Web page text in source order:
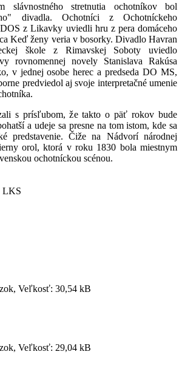
slávnostného stretnutia ochotníkov bol
divadla. Ochotníci z Ochotníckeho
z Likavky uviedli hru z pera domáceho
Keď ženy veria v bosorky. Divadlo Havran
škole z Rimavskej Soboty uviedlo
rovnomennej novely Stanislava Rakúsa
v jednej osobe herec a predseda DO MS,
predviedol aj svoje interpretačné umenie
s prísľubom, že takto o päť rokov bude
a udeje sa presne na tom istom, kde sa
predstavenie. Čiže na Nádvorí národnej
orol, ktorá v roku 1830 bola miestnym
ochotníckou scénou.
LKS
Veľkosť: 30,54 kB
Veľkosť: 29,04 kB